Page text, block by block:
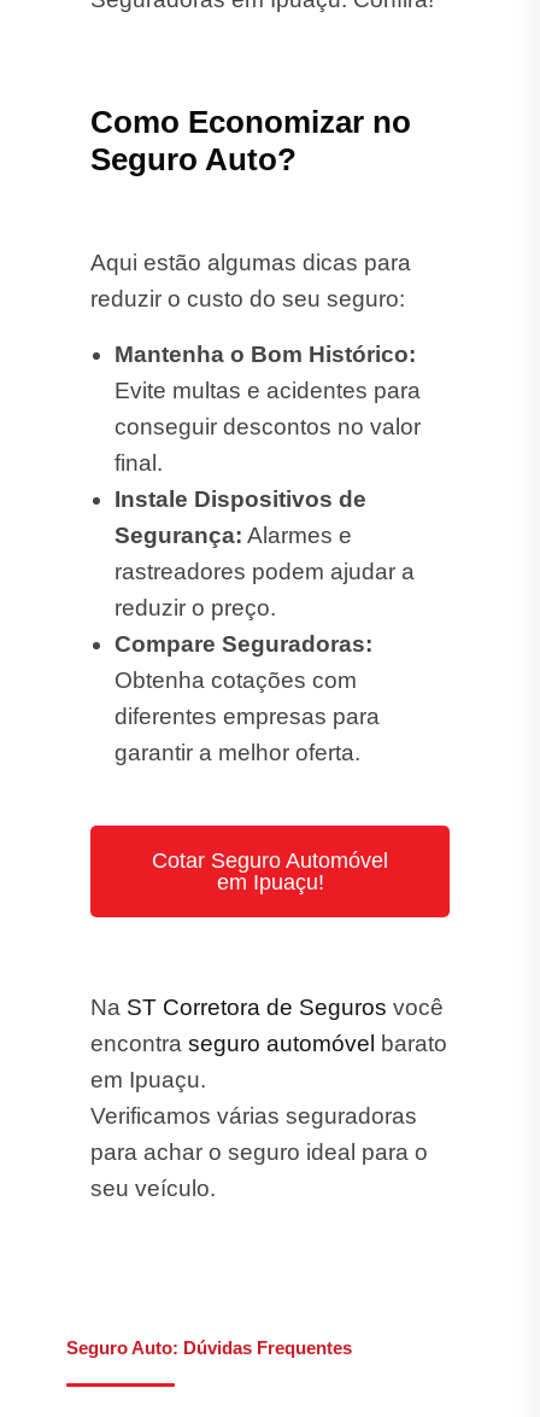
Como Economizar no
Seguro Auto?
Aqui estão algumas dicas para
reduzir o custo do seu seguro:
Mantenha o Bom Histórico:
Evite multas e acidentes para
conseguir descontos no valor
final.
Instale Dispositivos de
Segurança: Alarmes e
rastreadores podem ajudar a
reduzir o preço.
Compare Seguradoras:
Obtenha cotações com
diferentes empresas para
garantir a melhor oferta.
Cotar Seguro Automóvel
em Ipuaçu!
Na ST Corretora de Seguros você
encontra seguro automóvel
barato
em Ipuaçu.
Verificamos várias seguradoras
para achar o seguro ideal para o
seu veículo.
Seguro Auto: Dúvidas Frequentes